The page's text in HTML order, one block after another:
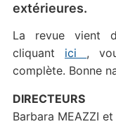
extérieures.
La revue vient
cliquant ici ,
complète. Bonne
DIRECTEURS
Barbara MEAZZI et